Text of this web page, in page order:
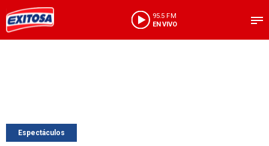
95.5 FM
EN VIVO
Espectáculos